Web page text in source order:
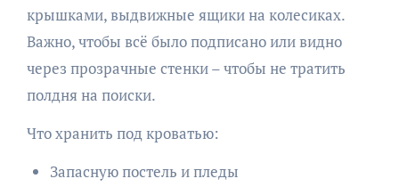
крышками, выдвижные ящики на колесиках.
Важно, чтобы всё было подписано или видно
через прозрачные стенки – чтобы не тратить
полдня на поиски.
Что хранить под кроватью:
Запасную постель и пледы